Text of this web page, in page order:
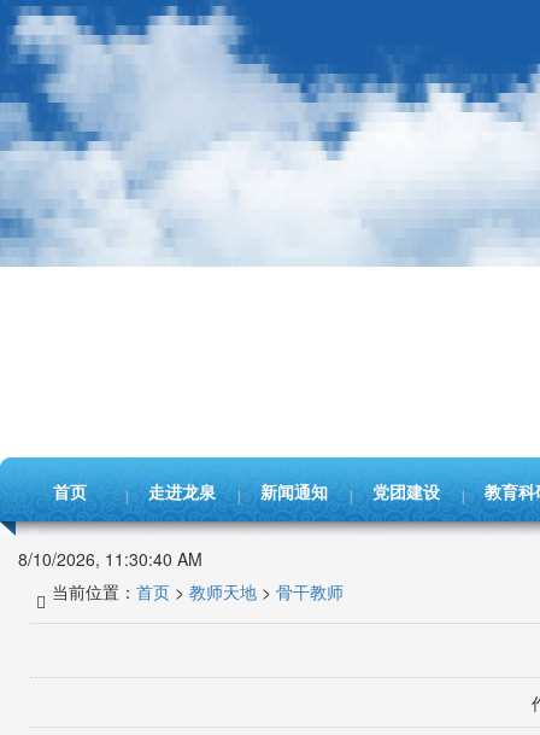
首页 走进龙泉 新闻通知 党团建设 教育科
8/10/2026, 11:30:40 AM
当前位置： 首页 > 教师天地 > 骨干教师